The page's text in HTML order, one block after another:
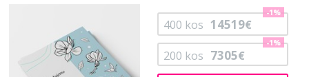
200 kos 7305€
-1%
400 kos 14519€
-1%